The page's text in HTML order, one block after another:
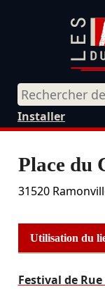
Installer
Place du
31520
Utilisation du
Festival de